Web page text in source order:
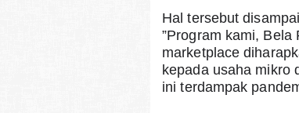
Hal tersebut
”Program kami,
marketplace
kepada usaha mikro
ini terdampak